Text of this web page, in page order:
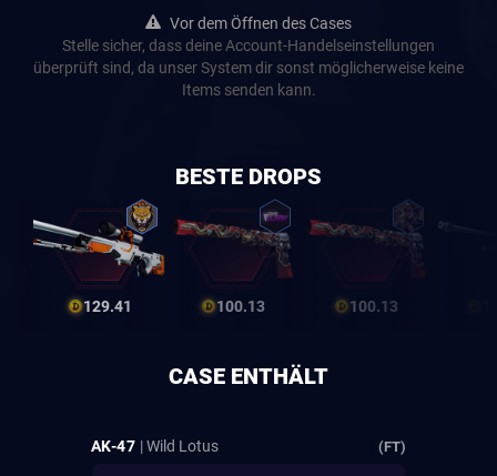
Vor dem Öffnen des Cases
Stelle sicher, dass deine Account-Handelseinstellungen
überprüft sind, da unser System dir sonst möglicherweise keine
Items senden kann.
BESTE DROPS
129.41 100.13 100.13
CASE ENTHÄLT
AK-47 | Wild Lotus (FT)